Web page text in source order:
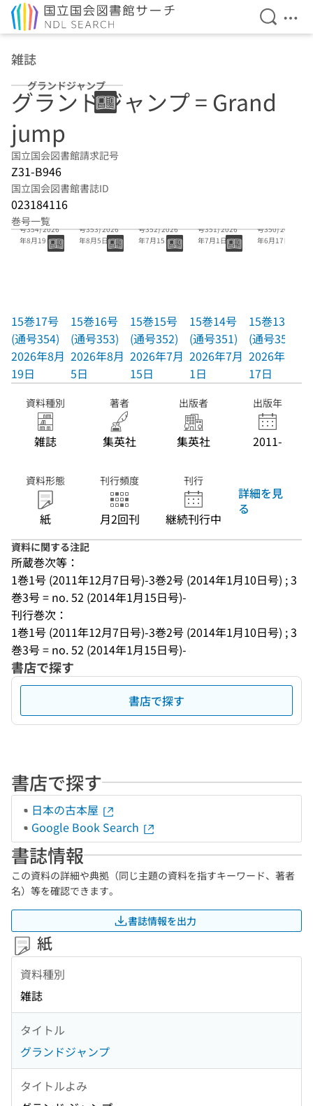
検索を
メ
雑誌
グランドジャンプ
グランドジャンプ = Grand
jump
国立国会図書館請求記号
Z31-B946
国立国会図書館書誌ID
023184116
巻号一覧
15巻17号(通
号354) 2026
年8月19日
15巻17号
(通号354)
2026年8月
19日
号353) 2026
年8月5日
15巻16号
(通号353)
2026年8月
5日
号352) 2026
年7月15日
15巻15号
(通号352)
2026年7月
15日
号351) 2026
年7月1日
15巻14号
(通号351)
2026年7月
1日
号350) 2026
年6月17日
15巻13号
(通号350)
2026年6月
17日
資料種別
雑誌
著者
集英社
出版者
集英社
出版年
2011-
資料形態
紙
刊行頻度
月2回刊
刊行
継続刊行中
詳細を見
る
資料に関する注記
所蔵巻次等：
1巻1号 (2011年12月7日号)-3巻2号 (2014年1月10日号) ; 3
巻3号 = no. 52 (2014年1月15日号)-
刊行巻次：
1巻1号 (2011年12月7日号)-3巻2号 (2014年1月10日号) ; 3
巻3号 = no. 52 (2014年1月15日号)-
書店で探す
書店で探す
書店で探す
日本の古本屋
Google Book Search
書誌情報
この資料の詳細や典拠（同じ主題の資料を指すキーワード、著者
名）等を確認できます。
書誌情報を出力
紙
資料種別
雑誌
タイトル
グランドジャンプ
タイトルよみ